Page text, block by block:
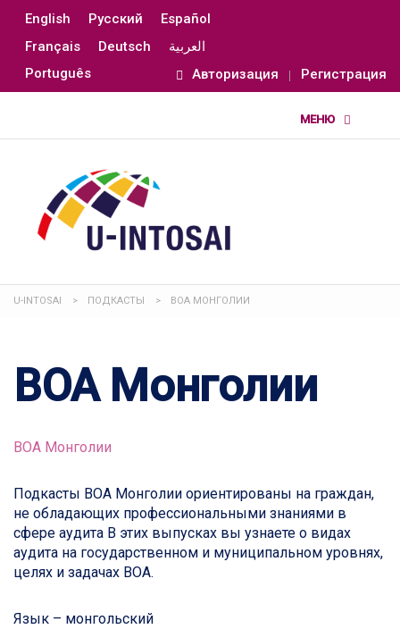
English Русский
Español
Français
Deutsch
العربية
Português
Авторизация Регистрация
U-INTOSAI > ПОДКАСТЫ > ВОА МОНГОЛИИ
ВОА Монголии
ВОА Монголии
Подкасты ВОА Монголии ориентированы на граждан,
не обладающих профессиональными знаниями в
сфере аудита В этих выпусках вы узнаете о видах
аудита на государственном и муниципальном уровнях,
целях и задачах ВОА.
Язык – монгольский